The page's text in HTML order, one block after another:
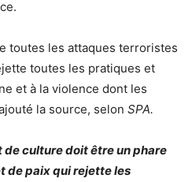
toutes les attaques terroristes
toutes les pratiques et
et à la violence dont les
la source, selon SPA.
de culture doit être un phare
de paix qui rejette les